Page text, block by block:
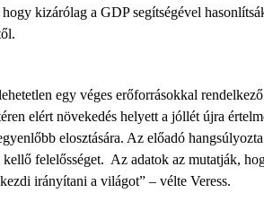
kizárólag a GDP segítségével
egy véges erőforrásokkal
elért növekedés helyett a jóllét újra
elosztására. Az előadó
felelősséget. Az adatok az mutatják,
irányítani a világot” – vélte Veress.